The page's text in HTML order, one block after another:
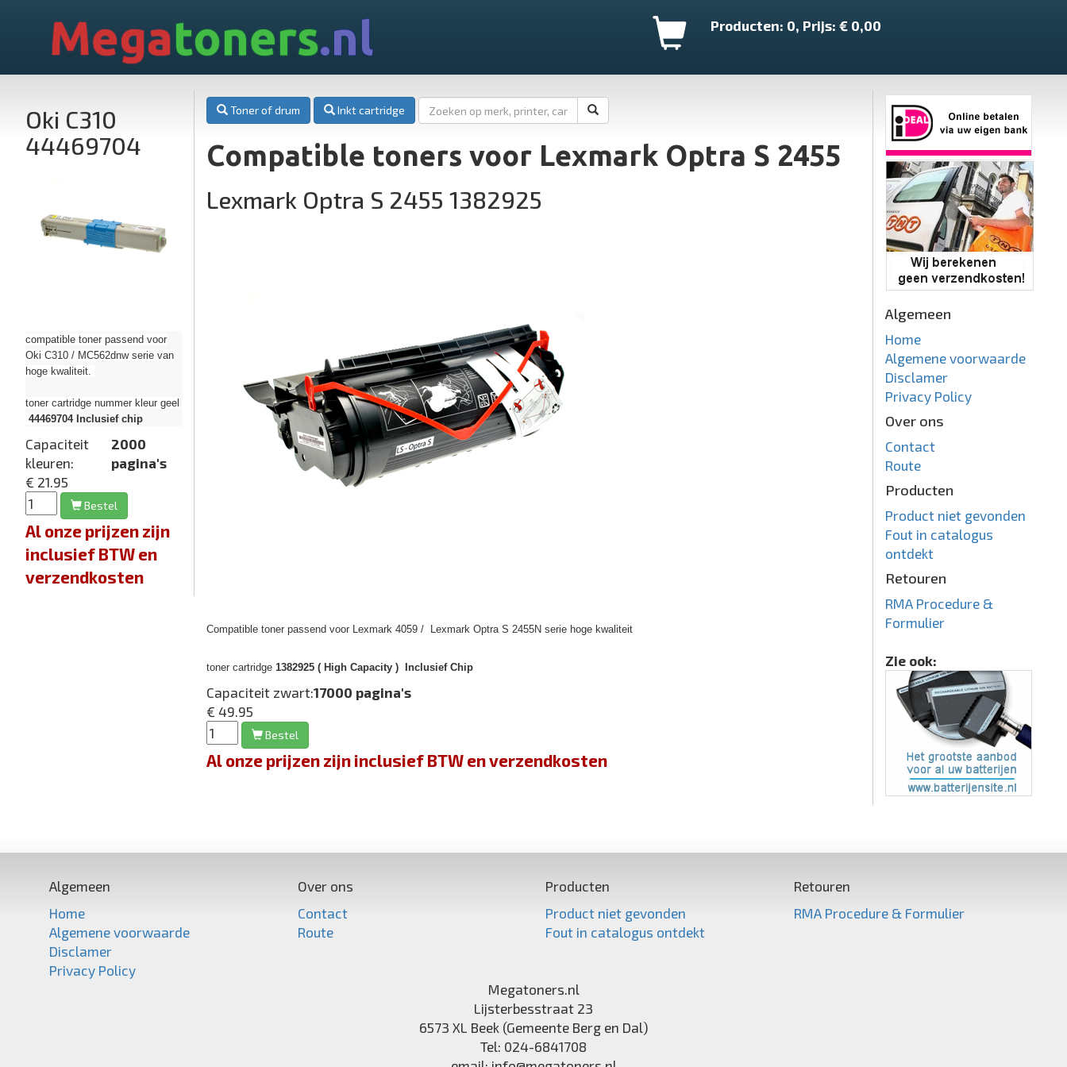
Megatoners.nl Producten: 0, Prijs: € 0,00
Oki C310
44469704
compatible toner passend voor
Oki C310 / MC562dnw serie van
hoge kwaliteit.
toner cartridge nummer kleur geel
44469704Inclusief chip
Capaciteit
kleuren:
2000
pagina's
€ 21.95
Bestel
Al onze prijzen zijn
inclusief BTW en
verzendkosten
Toner of drum Inkt cartridge
Compatible toners voor Lexmark Optra S 2455
Lexmark Optra S 2455 1382925
Compatible toner passend voor Lexmark 4059 / Lexmark Optra S 2455N serie hoge kwaliteit
toner cartridge 1382925 ( High Capacity ) Inclusief Chip
Capaciteit zwart:17000 pagina's
€ 49.95
Bestel
Al onze prijzen zijn inclusief BTW en verzendkosten
Algemeen
Home
Algemene voorwaarde
Disclamer
Privacy Policy
Over ons
Contact
Route
Producten
Product niet gevonden
Fout in catalogus
ontdekt
Retouren
RMA Procedure &
Formulier
Zie ook:
Algemeen
Home
Algemene voorwaarde
Disclamer
Privacy Policy
Over ons
Contact
Route
Producten
Product niet gevonden
Fout in catalogus ontdekt
Retouren
RMA Procedure & Formulier
Megatoners.nl
Lijsterbesstraat 23
6573 XL Beek (Gemeente Berg en Dal)
Tel: 024-6841708